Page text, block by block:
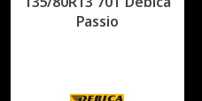
Passio